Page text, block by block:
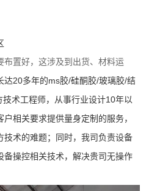
布置好，这涉及到出货、材料运
达20多年的ms胶/硅酮胶/玻璃胶/结
术工程师， 从事行业设计10年以
户相关要求提供量身定制的服务，
技术的难题；同时，我司负责设备
备操控相关技术，解决贵司无操作